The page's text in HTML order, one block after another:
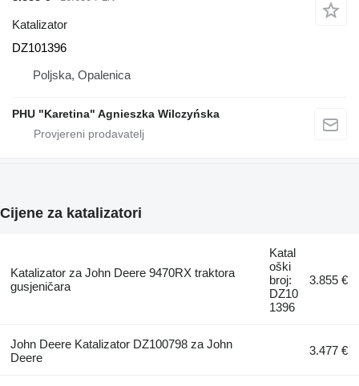
Katalizator
DZ101396
Poljska, Opalenica
PHU "Karetina" Agnieszka Wilczyńska
Cijene za katalizatori
Katalizator za John Deere 9470RX traktora
gusjeničara
Katal
oški
broj:
DZ10
1396
3.855 €
John Deere Katalizator DZ100798 za John
Deere
3.477 €